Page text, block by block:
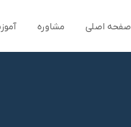
صفحه اصلی مشاوره